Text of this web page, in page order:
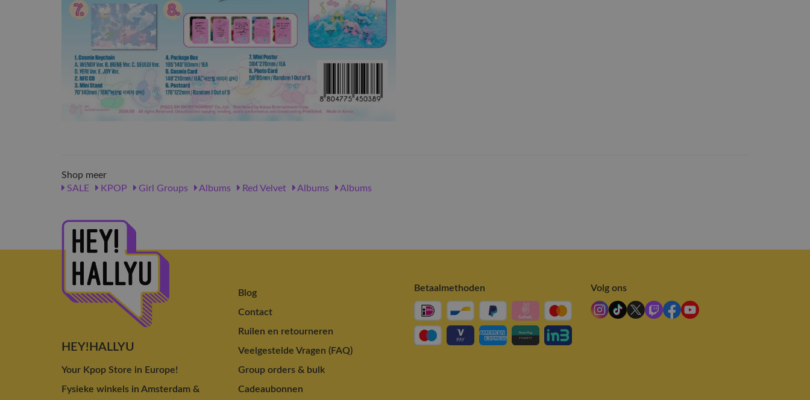
Shop meer
SALE
KPOP Girl Groups Albums Red Velvet Albums Albums
HEY!HALLYU
Your Kpop Store in Europe!
Fysieke winkels in Amsterdam &
Blog
Contact
Ruilen en retourneren
Veelgestelde Vragen (FAQ)
Group orders & bulk
Cadeaubonnen
Betaalmethoden Volg ons